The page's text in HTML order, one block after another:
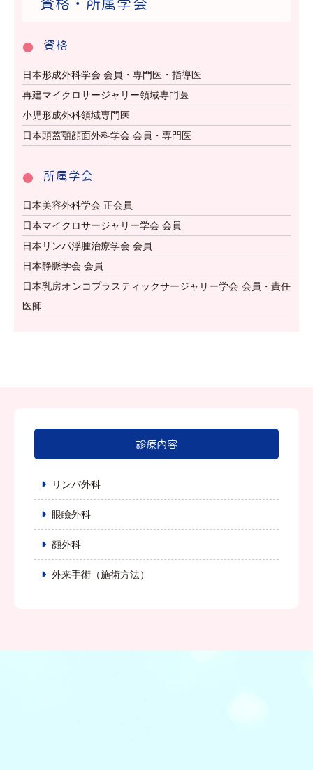
資格
日本形成外科学会 会員・専門医・指導医
再建マイクロサージャリー領域専門医
小児形成外科領域専門医
日本頭蓋顎顔面外科学会 会員・専門医
所属学会
日本美容外科学会 正会員
日本マイクロサージャリー学会 会員
日本リンパ浮腫治療学会 会員
日本静脈学会 会員
日本乳房オンコプラスティックサージャリー学会 会員・責任
医師
診療内容
リンパ外科
眼瞼外科
顔外科
外来手術（施術方法）